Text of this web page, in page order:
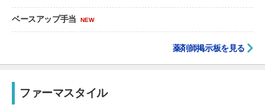
ベースアップ手当 NEW
薬剤師掲示板を見る
ファーマスタイル